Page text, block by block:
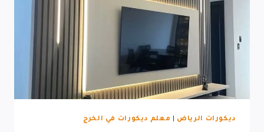
ديكورات الرياض معلم ديكورات في الخرج